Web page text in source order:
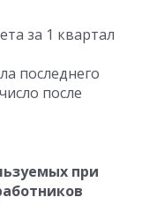
за 1 квартал
последнего
после
при